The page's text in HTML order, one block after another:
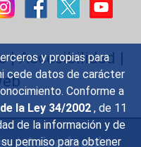
y propias para
cede datos de carácter
Conforme a
la Ley 34/2002 , de 11
de la información y de
permiso para obtener
|Accesibilidad |
|Aviso legal|